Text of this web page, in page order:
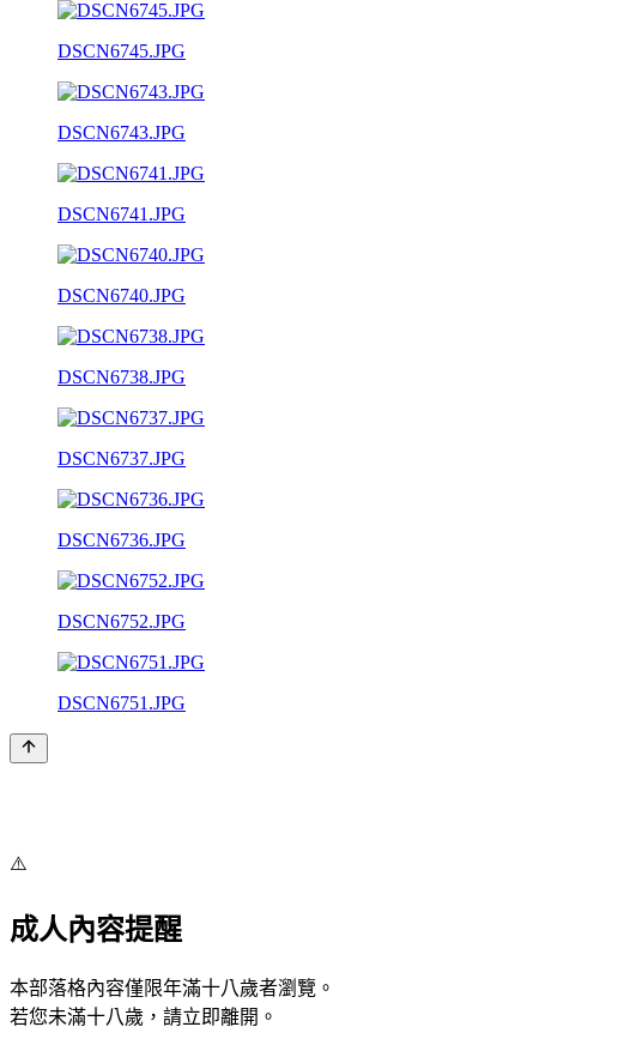
DSCN6745.JPG
DSCN6743.JPG
DSCN6741.JPG
DSCN6740.JPG
DSCN6738.JPG
DSCN6737.JPG
DSCN6736.JPG
DSCN6752.JPG
DSCN6751.JPG
⚠️
成人內容提醒
本部落格內容僅限年滿十八歲者瀏覽。
若您未滿十八歲，請立即離開。